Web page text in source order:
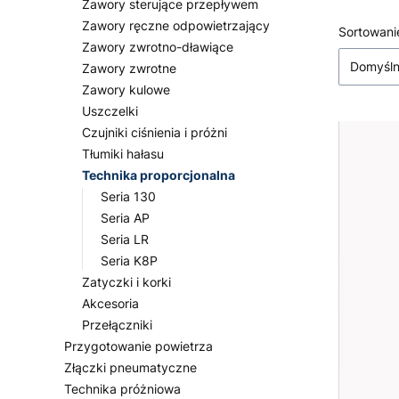
Zawory sterujące przepływem
Zawory ręczne odpowietrzający
Zawory zwrotno-dławiące
Zawory zwrotne
Zawory kulowe
Uszczelki
Czujniki ciśnienia i próżni
Tłumiki hałasu
Technika proporcjonalna
Seria 130
Seria AP
Seria LR
Seria K8P
Zatyczki i korki
Akcesoria
Przełączniki
Przygotowanie powietrza
Złączki pneumatyczne
Technika próżniowa
Lista